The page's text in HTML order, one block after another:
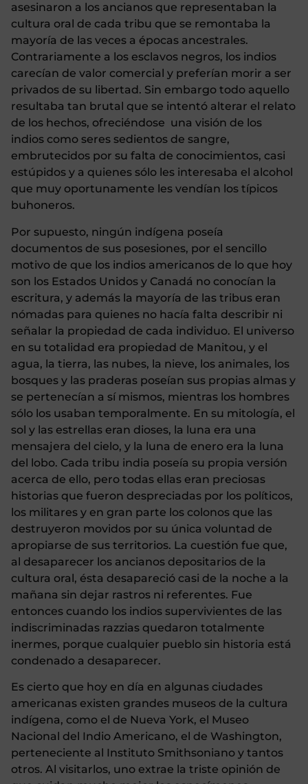
asesinaron a los ancianos que representaban la
cultura oral de cada tribu que se remontaba la
mayoría de las veces a épocas ancestrales.
Contrariamente a los esclavos negros, los indios
carecían de valor comercial y preferían morir a ser
privados de su libertad. Sin embargo todo aquello
resultaba tan brutal que se intentó alterar el relato
de los hechos, ofreciéndose una visión de los
indios como seres sedientos de sangre,
embrutecidos por su falta de conocimientos, casi
estúpidos y a quienes sólo les interesaba el alcohol
que muy oportunamente les vendían los típicos
buhoneros.
Por supuesto, ningún indígena poseía
documentos de sus posesiones, por el sencillo
motivo de que los indios americanos de lo que hoy
son los Estados Unidos y Canadá no conocían la
escritura, y además la mayoría de las tribus eran
nómadas para quienes no hacía falta describir ni
señalar la propiedad de cada individuo. El universo
en su totalidad era propiedad de Manitou, y el
agua, la tierra, las nubes, la nieve, los animales, los
bosques y las praderas poseían sus propias almas y
se pertenecían a sí mismos, mientras los hombres
sólo los usaban temporalmente. En su mitología, el
sol y las estrellas eran dioses, la luna era una
mensajera del cielo, y la luna de enero era la luna
del lobo. Cada tribu india poseía su propia versión
acerca de ello, pero todas ellas eran preciosas
historias que fueron despreciadas por los políticos,
los militares y en gran parte los colonos que las
destruyeron movidos por su única voluntad de
apropiarse de sus territorios. La cuestión fue que,
al desaparecer los ancianos depositarios de la
cultura oral, ésta desapareció casi de la noche a la
mañana sin dejar rastros ni referentes. Fue
entonces cuando los indios supervivientes de las
indiscriminadas razzias quedaron totalmente
inermes, porque cualquier pueblo sin historia está
condenado a desaparecer.
Es cierto que hoy en día en algunas ciudades
americanas existen grandes museos de la cultura
indígena, como el de Nueva York, el Museo
Nacional del Indio Americano, el de Washington,
perteneciente al Instituto Smithsoniano y tantos
otros. Al visitarlos, uno extrae la triste opinión de